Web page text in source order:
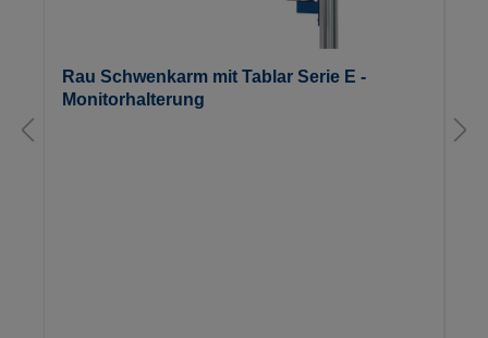
Rau Schwenkarm mit Tablar Serie E -
Monitorhalterung